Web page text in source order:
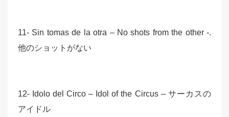
11- Sin tomas de la otra – No shots from the other -.
他のショットがない
12- Idolo del Circo – Idol of the Circus – サーカスの
アイドル